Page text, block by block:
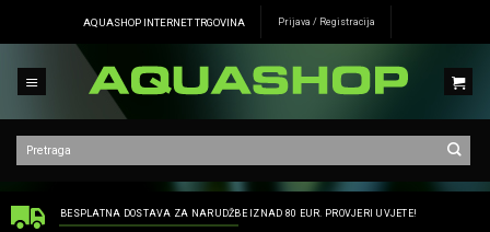
AQUASHOP INTERNET TRGOVINA Prijava / Registracija
BESPLATNA DOSTAVA ZA NARUDŽBE IZNAD 80 EUR. PROVJERI UVJETE!